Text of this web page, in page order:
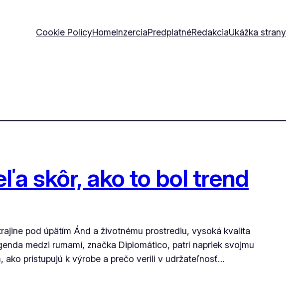
Cookie PolicyHomeInzerciaPredplatnéRedakciaUkážka strany
skôr, ako to bol trend
pod úpätím Ánd a životnému prostrediu, vysoká kvalita
medzi rumami, značka Diplomático, patrí napriek svojmu
ako pristupujú k výrobe a prečo verili v udržateľnosť…